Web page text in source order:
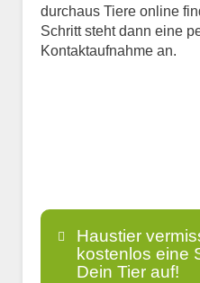
durchaus Tiere online
Schritt steht dann eine
Kontaktaufnahme an.
Haustier
kostenlos eine
Dein Tier auf!